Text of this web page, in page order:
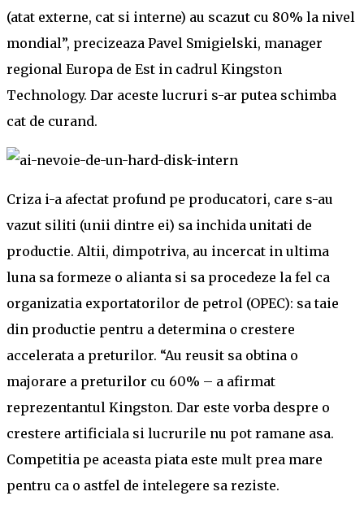
(atat externe, cat si interne) au scazut cu 80% la nivel
mondial”, precizeaza Pavel Smigielski, manager
regional Europa de Est in cadrul Kingston
Technology. Dar aceste lucruri s-ar putea schimba
cat de curand.
Criza i-a afectat profund pe producatori, care s-au
vazut siliti (unii dintre ei) sa inchida unitati de
productie. Altii, dimpotriva, au incercat in ultima
luna sa formeze o alianta si sa procedeze la fel ca
organizatia exportatorilor de petrol (OPEC): sa taie
din productie pentru a determina o crestere
accelerata a preturilor. “Au reusit sa obtina o
majorare a preturilor cu 60% – a afirmat
reprezentantul Kingston. Dar este vorba despre o
crestere artificiala si lucrurile nu pot ramane asa.
Competitia pe aceasta piata este mult prea mare
pentru ca o astfel de intelegere sa reziste.